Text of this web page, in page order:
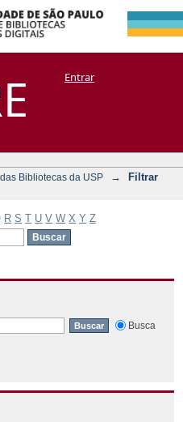
por:
+ CoriscoEntrar
Bibliotecas da USP →
Filtrar
R S T U V W X Y Z
Busca